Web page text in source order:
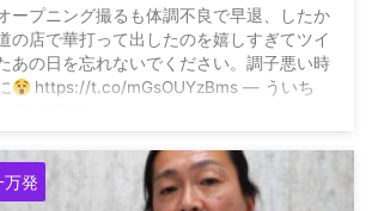
過去をういちさんに暴露され
ープニング撮るも体調不良で早退、したか
の店で華打って出したのを嬉しすぎてツイ
あの日を忘れないでください。調子悪い時
https://t.co/mGsOUYzBms — ういち
万発